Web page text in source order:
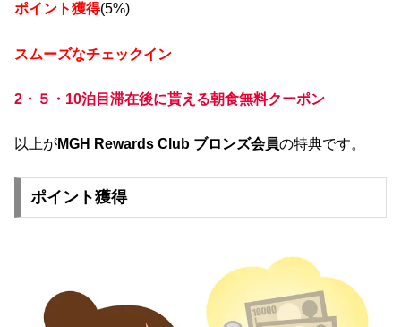
ポイント獲得(5%)
スムーズなチェックイン
2・５・10泊目滞在後に貰える朝食無料クーポン
以上がMGH Rewards Club ブロンズ会員の特典です。
ポイント獲得